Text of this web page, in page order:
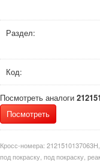
Раздел:
Код:
Посмотреть аналоги
Посмотреть
Кросс-номера:
под покраску, под покраску,